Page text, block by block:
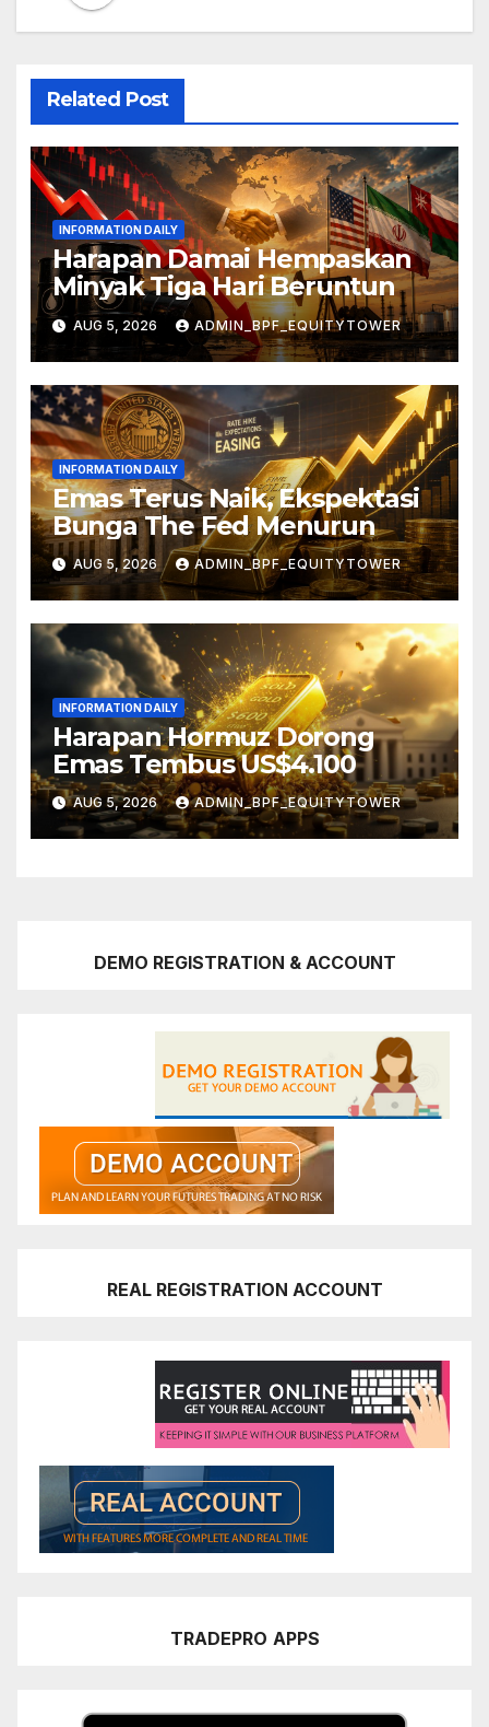
Related Post
INFORMATION DAILY
Harapan Damai Hempaskan
Minyak Tiga Hari Beruntun
AUG 5, 2026 ADMIN_BPF_EQUITYTOWER
INFORMATION DAILY
Emas Terus Naik, Ekspektasi
Bunga The Fed Menurun
AUG 5, 2026 ADMIN_BPF_EQUITYTOWER
INFORMATION DAILY
Harapan Hormuz Dorong
Emas Tembus US$4.100
AUG 5, 2026 ADMIN_BPF_EQUITYTOWER
DEMO REGISTRATION & ACCOUNT
REAL REGISTRATION ACCOUNT
TRADEPRO APPS